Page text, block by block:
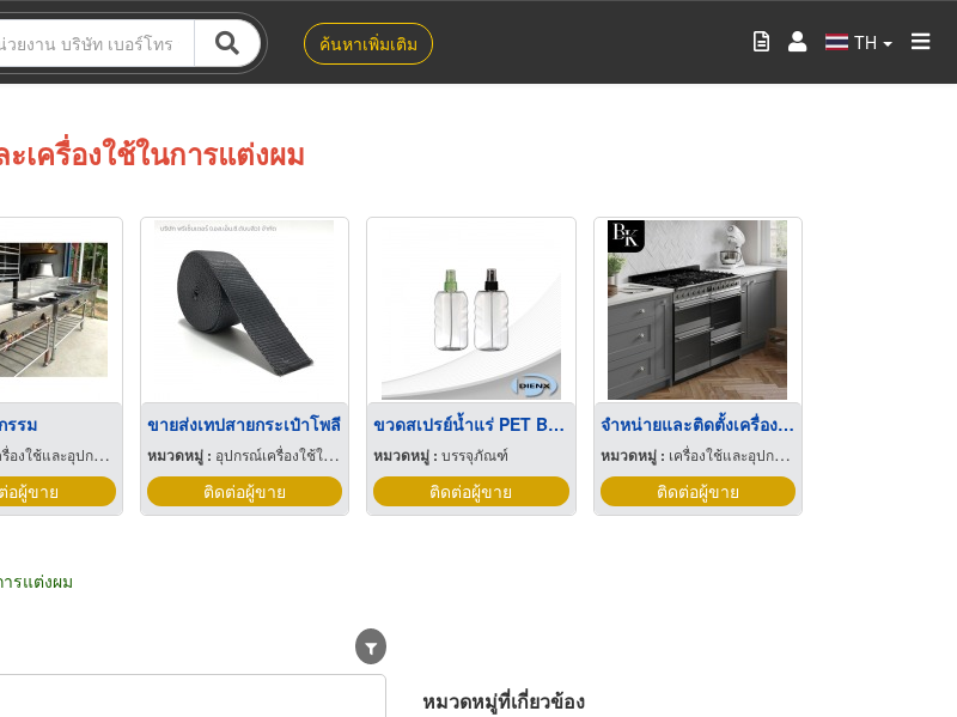
ค้นหาเพิ่มเติม TH
เครื่องใช้ในการแต่งผม
รรม
ใช้และอุปกรณ์ในการประกอบอาหารครัว
อผู้ขาย
ขายส่งเทปสายกระเป๋าโพลี
หมวดหมู่ : อุปกรณ์เครื่องใช้ในการผลิตเสื้อผ้า
ติดต่อผู้ขาย
ขวดสเปรย์น้ำแร่ PET Bottles
หมวดหมู่ : บรรจุภัณฑ์
ติดต่อผู้ขาย
จำหน่ายและติดตั้งเครื่องใช้ไฟฟ้า บิ้วอินครัว
หมวดหมู่ : เครื่องใช้และอุปกรณ์ในการประกอบอาหารครัว
ติดต่อผู้ขาย
รแต่งผม
หมวดหมู่ที่เกี่ยวข้อง